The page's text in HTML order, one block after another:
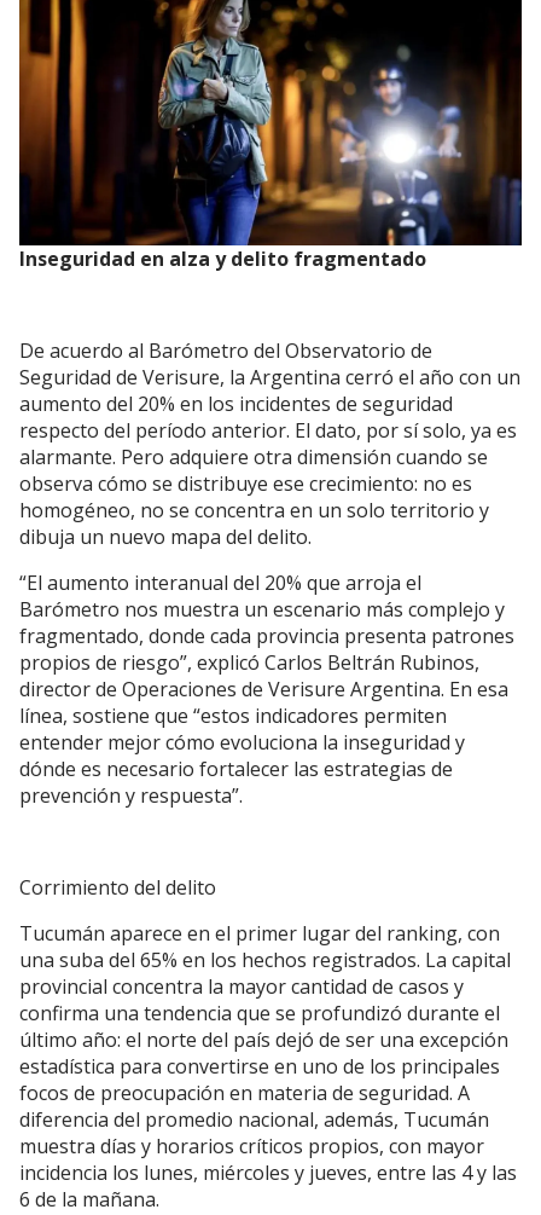
Inseguridad en alza y delito fragmentado
De acuerdo al Barómetro del Observatorio de
Seguridad de Verisure, la Argentina cerró el año con un
aumento del 20% en los incidentes de seguridad
respecto del período anterior. El dato, por sí solo, ya es
alarmante. Pero adquiere otra dimensión cuando se
observa cómo se distribuye ese crecimiento: no es
homogéneo, no se concentra en un solo territorio y
dibuja un nuevo mapa del delito.
“El aumento interanual del 20% que arroja el
Barómetro nos muestra un escenario más complejo y
fragmentado, donde cada provincia presenta patrones
propios de riesgo”, explicó Carlos Beltrán Rubinos,
director de Operaciones de Verisure Argentina. En esa
línea, sostiene que “estos indicadores permiten
entender mejor cómo evoluciona la inseguridad y
dónde es necesario fortalecer las estrategias de
prevención y respuesta”.
Corrimiento del delito
Tucumán aparece en el primer lugar del ranking, con
una suba del 65% en los hechos registrados. La capital
provincial concentra la mayor cantidad de casos y
confirma una tendencia que se profundizó durante el
último año: el norte del país dejó de ser una excepción
estadística para convertirse en uno de los principales
focos de preocupación en materia de seguridad. A
diferencia del promedio nacional, además, Tucumán
muestra días y horarios críticos propios, con mayor
incidencia los lunes, miércoles y jueves, entre las 4 y las
6 de la mañana.